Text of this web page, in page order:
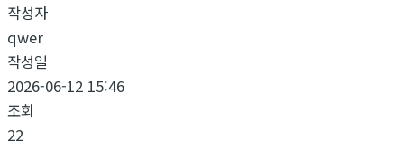
작성자
qwer
작성일
2026-06-12 15:46
조회
22